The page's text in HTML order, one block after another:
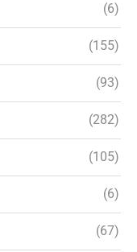
(6)
(155)
(93)
(282)
(105)
(6)
(67)